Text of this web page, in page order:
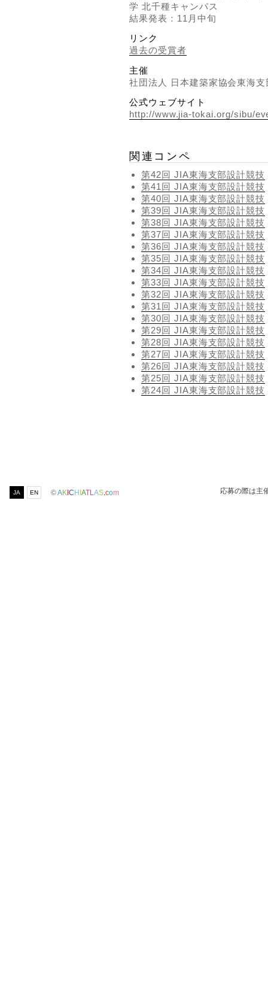
学 北千種キャンパス
結果発表：11月中旬
リンク
過去の受賞者
主催
社団法人 日本建築家協会東海支
公式ウェブサイト
http://www.jia-tokai.org/sibu/
関連コンペ
第42回 JIA東海支部設計競技
第41回 JIA東海支部設計競技
第40回 JIA東海支部設計競技
第39回 JIA東海支部設計競技
第38回 JIA東海支部設計競技
第37回 JIA東海支部設計競技
第36回 JIA東海支部設計競技
第35回 JIA東海支部設計競技
第34回 JIA東海支部設計競技
第33回 JIA東海支部設計競技
第32回 JIA東海支部設計競技
第31回 JIA東海支部設計競技
第30回 JIA東海支部設計競技
第29回 JIA東海支部設計競技
第28回 JIA東海支部設計競技
第27回 JIA東海支部設計競技
第26回 JIA東海支部設計競技
第25回 JIA東海支部設計競技
第24回 JIA東海支部設計競技
JA EN ©AK C H ATLAS.com 応募の際は主